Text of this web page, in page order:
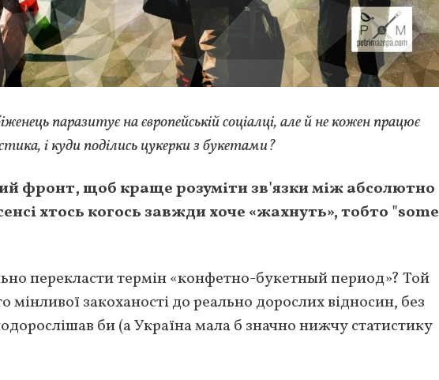
паразитує на європейській соціалці, але й не кожен працює
і куди поділись цукерки з букетами?
фронт, щоб краще розуміти зв'язки між абсолютно
хтось когось завжди хоче «жахнуть», тобто "some
перекласти термін «конфетно-букетный период»? Той
мінливої закоханості до реально дорослих відносин, без
би (а Україна мала б значно нижчу статистику